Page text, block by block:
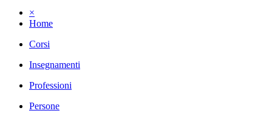
×
Home
Corsi
Insegnamenti
Professioni
Persone